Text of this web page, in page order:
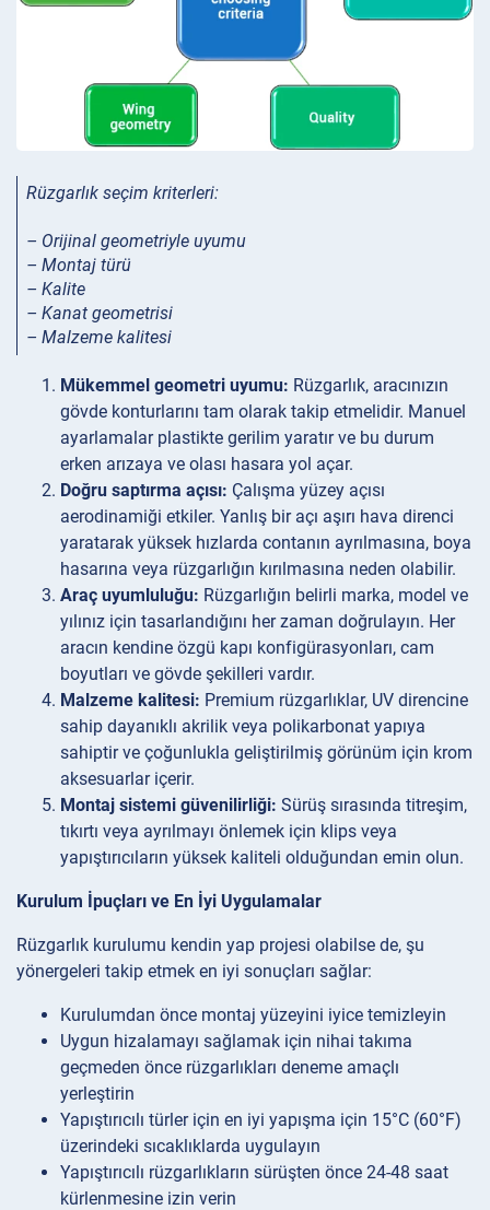
Rüzgarlık seçim kriterleri:
– Orijinal geometriyle uyumu
– Montaj türü
– Kalite
– Kanat geometrisi
– Malzeme kalitesi
Mükemmel geometri uyumu: Rüzgarlık, aracınızın
gövde konturlarını tam olarak takip etmelidir. Manuel
ayarlamalar plastikte gerilim yaratır ve bu durum
erken arızaya ve olası hasara yol açar.
Doğru saptırma açısı: Çalışma yüzey açısı
aerodinamiği etkiler. Yanlış bir açı aşırı hava direnci
yaratarak yüksek hızlarda contanın ayrılmasına, boya
hasarına veya rüzgarlığın kırılmasına neden olabilir.
Araç uyumluluğu: Rüzgarlığın belirli marka, model ve
yılınız için tasarlandığını her zaman doğrulayın. Her
aracın kendine özgü kapı konfigürasyonları, cam
boyutları ve gövde şekilleri vardır.
Malzeme kalitesi: Premium rüzgarlıklar, UV direncine
sahip dayanıklı akrilik veya polikarbonat yapıya
sahiptir ve çoğunlukla geliştirilmiş görünüm için krom
aksesuarlar içerir.
Montaj sistemi güvenilirliği: Sürüş sırasında titreşim,
tıkırtı veya ayrılmayı önlemek için klips veya
yapıştırıcıların yüksek kaliteli olduğundan emin olun.
Kurulum İpuçları ve En İyi Uygulamalar
Rüzgarlık kurulumu kendin yap projesi olabilse de, şu
yönergeleri takip etmek en iyi sonuçları sağlar:
Kurulumdan önce montaj yüzeyini iyice temizleyin
Uygun hizalamayı sağlamak için nihai takıma
geçmeden önce rüzgarlıkları deneme amaçlı
yerleştirin
Yapıştırıcılı türler için en iyi yapışma için 15°C (60°F)
üzerindeki sıcaklıklarda uygulayın
Yapıştırıcılı rüzgarlıkların sürüşten önce 24-48 saat
kürlenmesine izin verin